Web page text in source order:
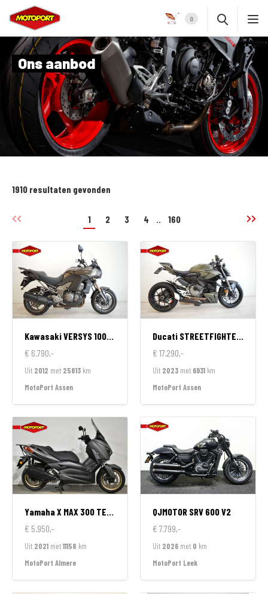
0
Ons aanbod
1910 resultaten gevonden
1 2 3 4 .. 160
KawasakiVERSYS 1000 ABS
€ 6.790,-
Uit 2012 met 25813 km
MotoPort Assen
Ducati STREETFIGHTER V2
€ 17.290,-
Uit 2023 met 6931 km
MotoPort Assen
YamahaX MAX 300 TECH MAX
€ 5.950,-
Uit 2021 met11158 km
MotoPort Almere
QJMOTOR SRV 600 V2
€ 7.799,-
Uit 2026 met 0 km
MotoPort Leek